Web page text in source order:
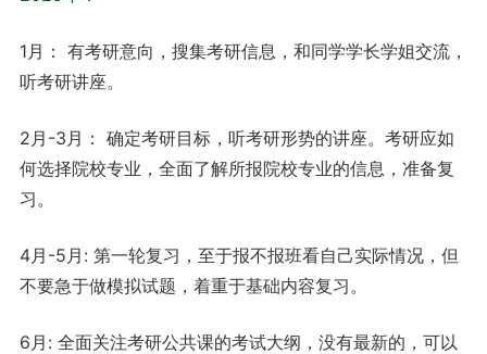
1月： 有考研意向，搜集考研信息，和同学学长学姐交流，
听考研讲座。
2月-3月： 确定考研目标，听考研形势的讲座。考研应如
何选择院校专业，全面了解所报院校专业的信息，准备复
习。
4月-5月: 第一轮复习，至于报不报班看自己实际情况，但
不要急于做模拟试题，着重于基础内容复习。
6月: 全面关注考研公共课的考试大纲，没有最新的，可以